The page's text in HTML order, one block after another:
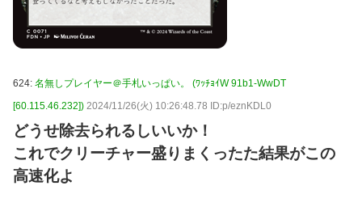
624: 名無しプレイヤー＠手札いっぱい。 (ﾜｯﾁｮｲW 91b1-WwDT
[60.115.46.232]) 2024/11/26(火) 10:26:48.78 ID:p/eznKDL0
どうせ除去られるしいいか！
これでクリーチャー盛りまくったた結果がこの
高速化よ